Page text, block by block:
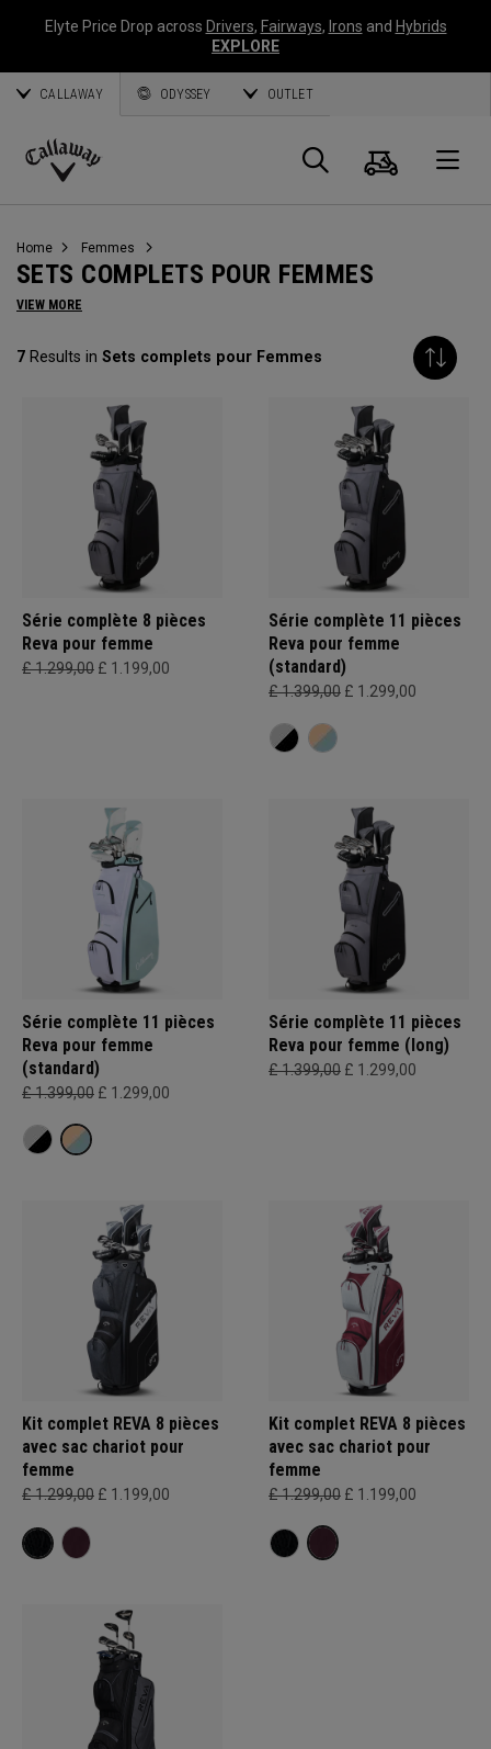
Elyte Price Drop across Drivers, Fairways, Irons and Hybrids
EXPLORE
CALLAWAY ODYSSEY OUTLET
Callaway
Panier
Home Femmes
SETS COMPLETS POUR FEMMES
VIEW MORE
7 Results in Sets complets pour Femmes
Série complète 8 pièces
Reva pour femme
£ 1.299,00 £ 1.199,00
Série complète 11 pièces
Reva pour femme
(standard)
£ 1.399,00 £ 1.299,00
Série complète 11 pièces
Reva pour femme
(standard)
£ 1.399,00 £ 1.299,00
Série complète 11 pièces
Reva pour femme (long)
£ 1.399,00 £ 1.299,00
Kit complet REVA 8 pièces
avec sac chariot pour
femme
£ 1.299,00 £ 1.199,00
Kit complet REVA 8 pièces
avec sac chariot pour
femme
£ 1.299,00 £ 1.199,00